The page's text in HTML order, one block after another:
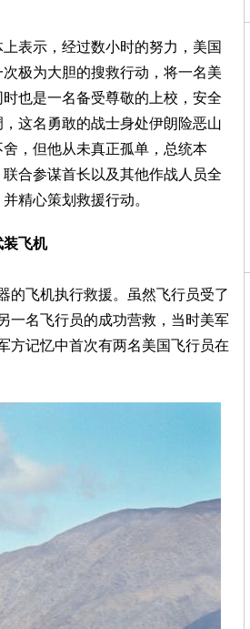
上表示，经过数小时的努力，美国
极为大胆的搜救行动，将一名美
也是一名备受尊敬的上校，安全
这名勇敢的战士身处伊朗险恶山
舍，但他从未真正孤单，总统本
联合参谋首长以及其他作战人员全
精心策划救援行动。
装飞机
的飞机执行救援。虽然飞行员受了
一名飞行员的成功营救，当时美军
方记忆中首次有两名美国飞行员在